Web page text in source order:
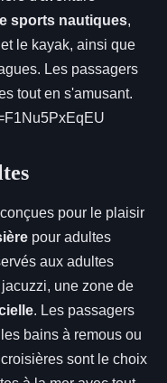
sports nautiques,
le kayak, ainsi que
Les passagers
tout en s'amusant.
pour le plaisir
pour adultes
aux adultes
jacuzzi, une zone de
. Les passagers
bains à remous ou
sont le choix